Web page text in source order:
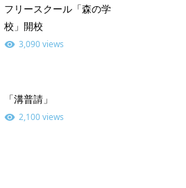
フリースクール「森の学
校」開校
3,090 views
「溝普請」
2,100 views